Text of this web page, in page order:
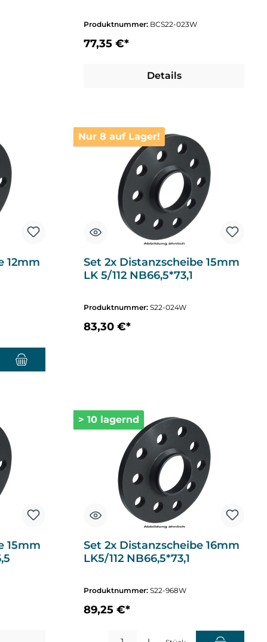
Produktnummer: BCS22-023W
77,35 €*
Details
zu erhöhen oder zu reduzieren.
12mm
Wert ein oder benutze die Schaltflächen um die Anzahl zu erhöhen
Nur 8 auf Lager!
Set 2x Distanzscheibe 15mm
LK 5/112 NB66,5*73,1
Produktnummer: S22-024W
83,30 €*
zu erhöhen oder zu reduzieren.
15mm
> 10 lagernd
Set 2x Distanzscheibe 16mm
LK5/112 NB66,5*73,1
Produktnummer: S22-968W
89,25 €*
Produkt Anzahl: Gib den gewünschten Wert ein